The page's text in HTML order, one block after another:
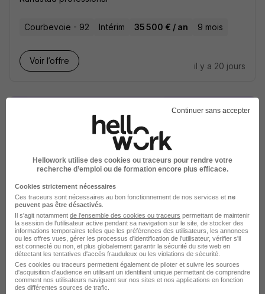
Courbevoie - 92 Intérim 35 500 € / an 9 mois
Voir l’offre
il y a 20 jours
Rédacteur Sinistres en Assurances
H/F
Randstad professional
Courbevoie - 92 Intérim
31 800 - 32 000 € / an
9 mois
Voir l’offre
il y a 20 jours
Continuer sans accepter
Hellowork utilise des cookies ou traceurs pour rendre votre
recherche d’emploi ou de formation encore plus efficace.
Cookies strictement nécessaires
Ces traceurs sont nécessaires au bon fonctionnement de nos services et ne
peuvent pas être désactivés
Il s'agit notamment de l'ensemble des cookies ou traceurs permettant de maintenir
la session de l'utilisateur active pendant sa navigation sur le site, de stocker des
informations temporaires telles que les préférences des utilisateurs, les annonces
ou les offres vues, gérer les processus d'identification de l'utilisateur, vérifier s'il
est connecté ou non, et plus globalement garantir la sécurité du site web en
détectant les tentatives d'accès frauduleux ou les violations de sécurité.
Ces cookies ou traceurs permettent également de piloter et suivre les sources
d'acquisition d'audience en utilisant un identifiant unique permettant de comprendre
comment nos utilisateurs naviguent sur nos sites et nos applications en fonction
des différentes sources de trafic.